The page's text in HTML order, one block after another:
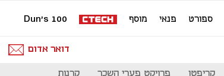
ספורט פנאי מוסף Dun's 100
דואר אדום
קריפטו פרויקט פערי השכר קרנות